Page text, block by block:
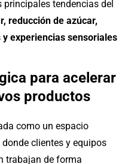
tendencias del
reducción de azúcar,
experiencias sensoriales
para acelerar
productos
como un espacio
donde clientes y equipos
trabajan de forma